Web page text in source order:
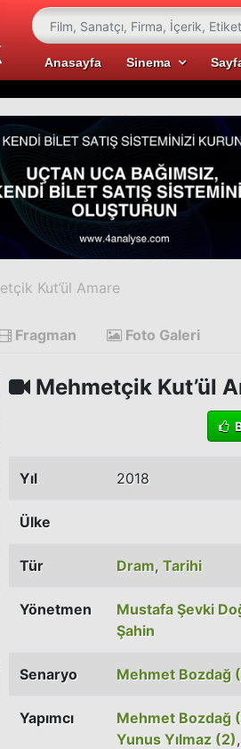
Anasayfa Sinema
Kut’ül Amare
Fragman Foto Galeri
Mehmetçik Kut’ül
Yıl 2018
Ülke
Tür Dram, Tarihi
Yönetmen Mustafa Şevki
Şahin
Senaryo Mehmet Bozdağ
Yapımcı Mehmet Bozdağ
Yunus Yılmaz (2),